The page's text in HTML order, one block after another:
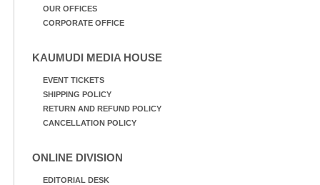
OUR OFFICES
CORPORATE OFFICE
KAUMUDI MEDIA HOUSE
EVENT TICKETS
SHIPPING POLICY
RETURN AND REFUND POLICY
CANCELLATION POLICY
ONLINE DIVISION
EDITORIAL DESK